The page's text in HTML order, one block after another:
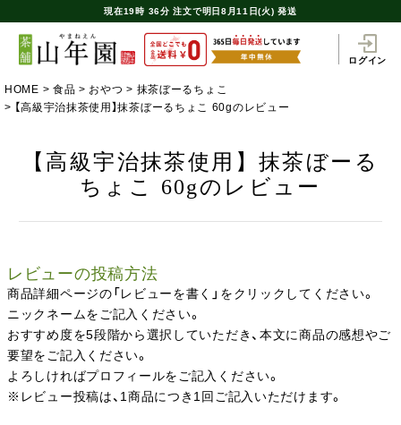
現在19時 36分 注文で明日8月11日(火) 発送
ログイン
HOME 食品 おやつ
抹茶ぼーるちょこ
【高級宇治抹茶使用】抹茶ぼーるちょこ 60gのレビュー
【高級宇治抹茶使用】抹茶ぼーる
ちょこ 60gのレビュー
レビューの投稿方法
商品詳細ページの「レビューを書く」をクリックしてください。
ニックネームをご記入ください。
おすすめ度を5段階から選択していただき、本文に商品の感想やご
要望をご記入ください。
よろしければプロフィールをご記入ください。
※レビュー投稿は、1商品につき1回ご記入いただけます。